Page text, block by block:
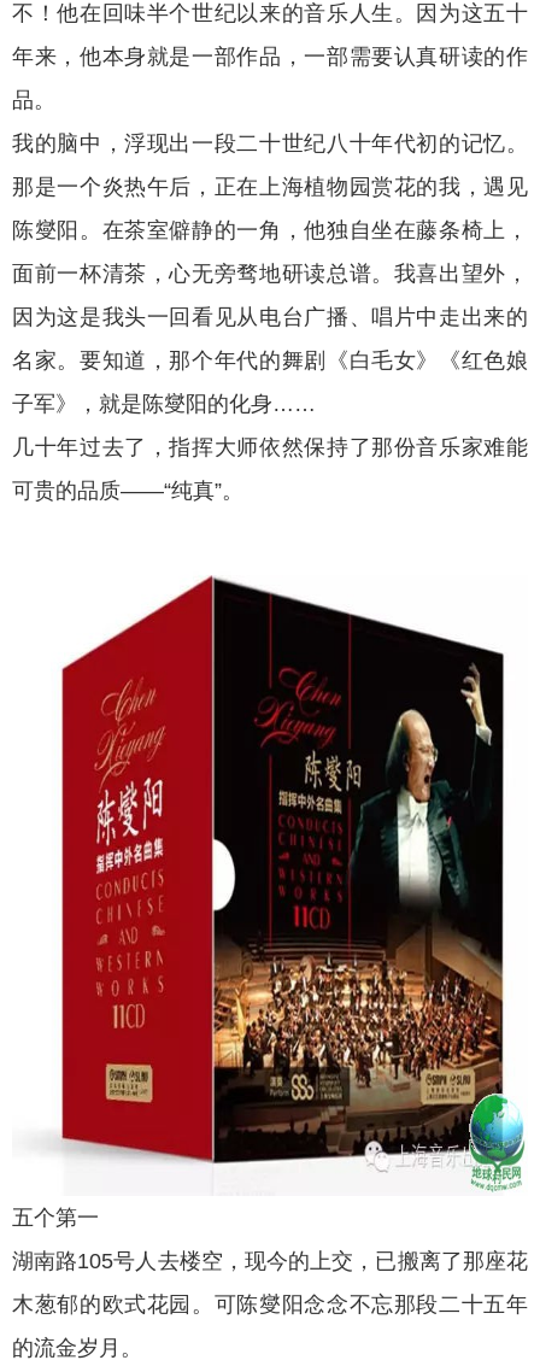
不！他在回味半个世纪以来的音乐人生。因为这五十
年来，他本身就是一部作品，一部需要认真研读的作
品。
我的脑中，浮现出一段二十世纪八十年代初的记忆。
那是一个炎热午后，正在上海植物园赏花的我，遇见
陈燮阳。在茶室僻静的一角，他独自坐在藤条椅上，
面前一杯清茶，心无旁骛地研读总谱。我喜出望外，
因为这是我头一回看见从电台广播、唱片中走出来的
名家。要知道，那个年代的舞剧《白毛女》《红色娘
子军》，就是陈燮阳的化身……
几十年过去了，指挥大师依然保持了那份音乐家难能
可贵的品质——“纯真”。
五个第一
湖南路105号人去楼空，现今的上交，已搬离了那座花
木葱郁的欧式花园。可陈燮阳念念不忘那段二十五年
的流金岁月。